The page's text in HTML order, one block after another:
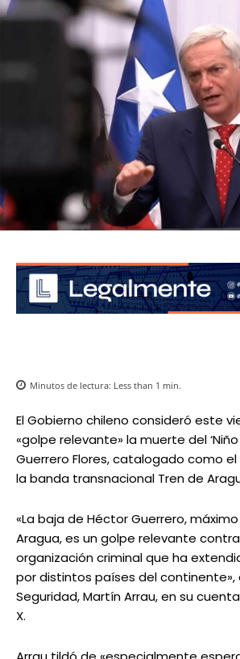
Minutos de lectura: Less than 1 min.
El Gobierno chileno consideró este
«golpe relevante» la muerte del
Guerrero Flores, catalogado como
la banda transnacional Tren de
«La baja de Héctor Guerrero,
Aragua, es un golpe relevante
organización criminal que ha
por distintos países del continente»,
Seguridad, Martín Arrau, en su
X.